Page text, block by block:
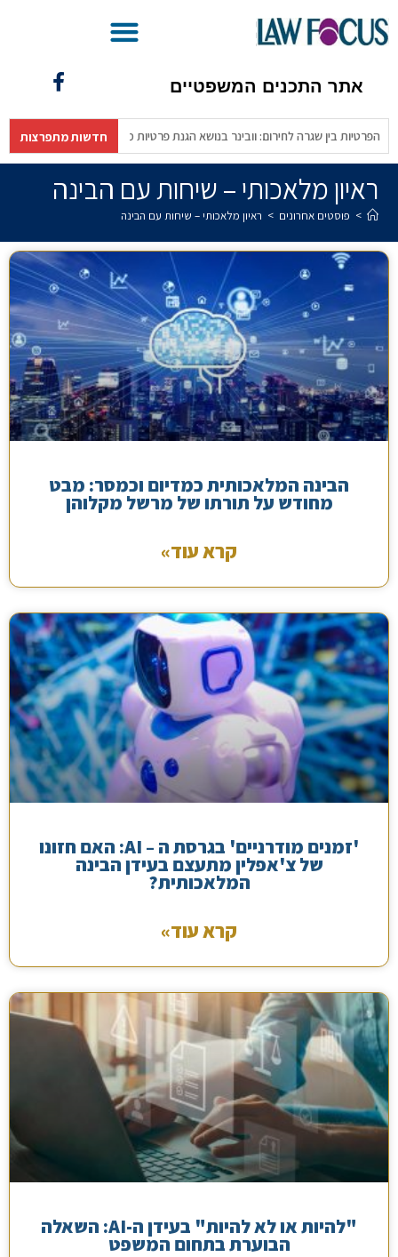
אתר התכנים המשפטיים
חדשות מתפרצות
הפרטיות בין שגרה לחירום: וובינר בנושא הגנת פרטיות משגרה לחירום
ראיון מלאכותי – שיחות עם הבינה
> פוסטים אחרונים > ראיון מלאכותי – שיחות עם הבינה
הבינה המלאכותית כמדיום וכמסר: מבט
מחודש על תורתו של מרשל מקלוהן
קרא עוד»
'זמנים מודרניים' בגרסת ה – AI: האם חזונו
של צ'אפלין מתעצם בעידן הבינה
המלאכותית?
קרא עוד»
"להיות או לא להיות" בעידן ה-AI: השאלה
הבוערת בתחום המשפט